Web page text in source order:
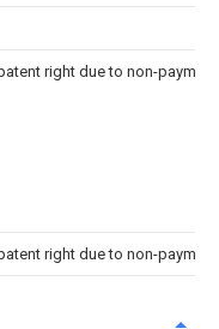
right due to non-
right due to non-